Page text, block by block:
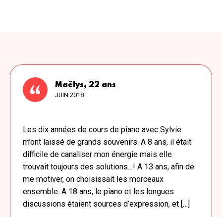
Maëlys, 22 ans
JUIN 2018
Les dix années de cours de piano avec Sylvie
m’ont laissé de grands souvenirs. A 8 ans, il était
difficile de canaliser mon énergie mais elle
trouvait toujours des solutions…! A 13 ans, afin de
me motiver, on choisissait les morceaux
ensemble. A 18 ans, le piano et les longues
discussions étaient sources d’expression, et […]